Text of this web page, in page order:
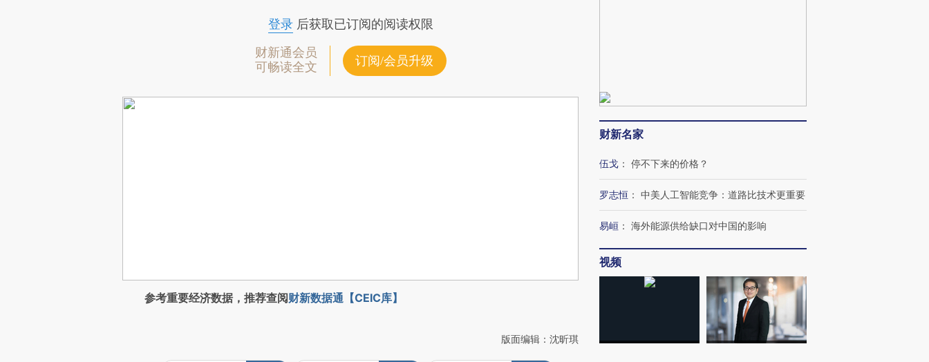
登录后获取已订阅的阅读权限
财新通会员
可畅读全文
订阅/会员升级
参考重要经济数据，推荐查阅财新数据通【CEIC库】
版面编辑：沈昕琪
财新名家
伍戈 ： 停不下来的价格？
罗志恒 ： 中美人工智能竞争：道路比技术更重要
易峘 ： 海外能源供给缺口对中国的影响
视频